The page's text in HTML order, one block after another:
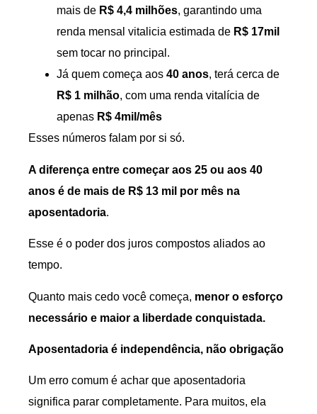
mais de R$ 4,4 milhões, garantindo uma
renda mensal vitalicia estimada de R$ 17mil
sem tocar no principal.
Já quem começa aos 40 anos, terá cerca de
R$ 1 milhão, com uma renda vitalícia de
apenas R$ 4mil/mês
Esses números falam por si só.
A diferença entre começar aos 25 ou aos 40
anos é de mais de R$ 13 mil por mês na
aposentadoria.
Esse é o poder dos juros compostos aliados ao
tempo.
Quanto mais cedo você começa, menor o esforço
necessário e maior a liberdade conquistada.
Aposentadoria é independência, não obrigação
Um erro comum é achar que aposentadoria
significa parar completamente. Para muitos, ela